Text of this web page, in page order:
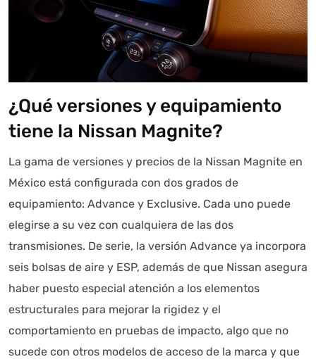
¿Qué versiones y equipamiento
tiene la Nissan Magnite?
La gama de versiones y precios de la Nissan Magnite en
México está configurada con dos grados de
equipamiento: Advance y Exclusive. Cada uno puede
elegirse a su vez con cualquiera de las dos
transmisiones. De serie, la versión Advance ya incorpora
seis bolsas de aire y ESP, además de que Nissan asegura
haber puesto especial atención a los elementos
estructurales para mejorar la rigidez y el
comportamiento en pruebas de impacto, algo que no
sucede con otros modelos de acceso de la marca y que